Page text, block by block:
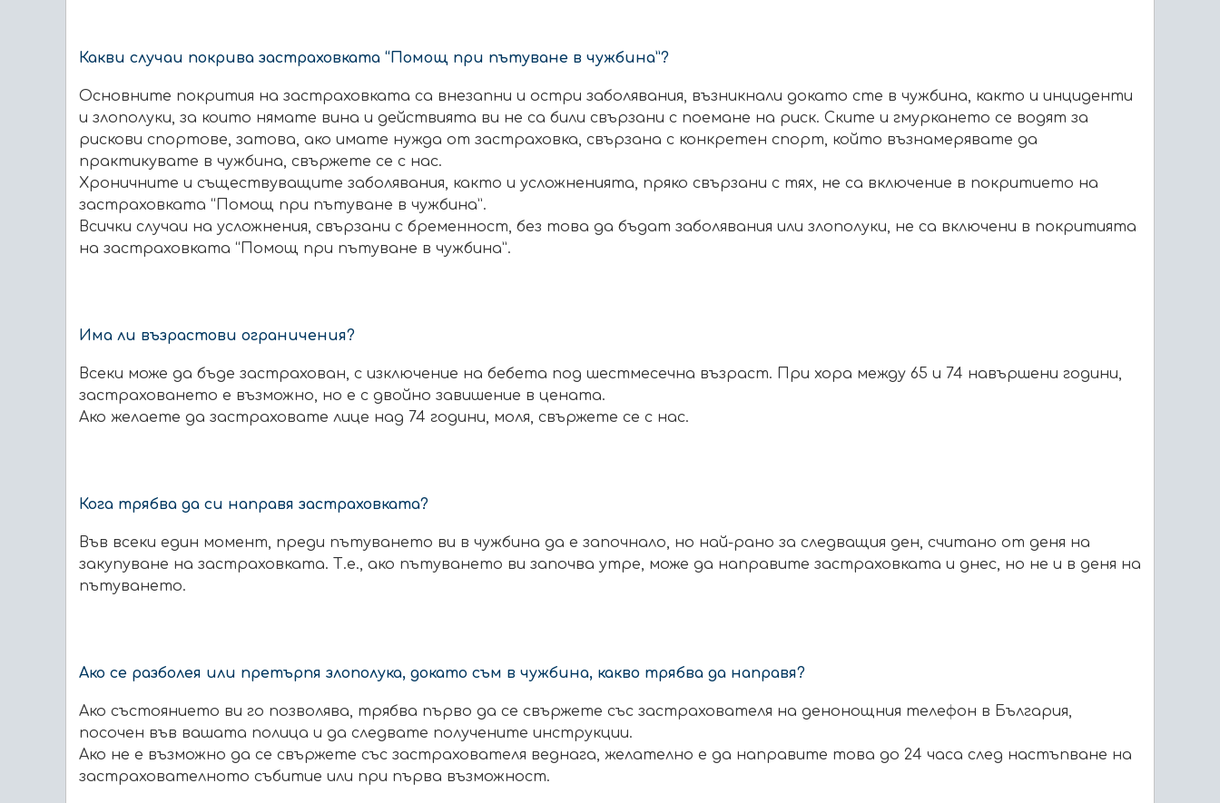
Какви случаи покрива застраховката “Помощ при пътуване в чужбина”?
Основните покрития на застраховката са внезапни и остри заболявания, възникнали докато сте в чужбина, както и инциденти
и злополуки, за които нямате вина и действията ви не са били свързани с поемане на риск. Ските и гмуркането се водят за
рискови спортове, затова, ако имате нужда от застраховка, свързана с конкретен спорт, който възнамерявате да
практикувате в чужбина, свържете се с нас.
Хроничните и съществуващите заболявания, както и усложненията, пряко свързани с тях, не са включение в покритието на
застраховката “Помощ при пътуване в чужбина”.
Всички случаи на усложнения, свързани с бременност, без това да бъдат заболявания или злополуки, не са включени в покритията
на застраховката “Помощ при пътуване в чужбина”.
Има ли възрастови ограничения?
Всеки може да бъде застрахован, с изключение на бебета под шестмесечна възраст. При хора между 65 и 74 навършени години,
застраховането е възможно, но е с двойно завишение в цената.
Ако желаете да застраховате лице над 74 години, моля, свържете се с нас.
Кога трябва да си направя застраховката?
Във всеки един момент, преди пътуването ви в чужбина да е започнало, но най-рано за следващия ден, считано от деня на
закупуване на застраховката. Т.е., ако пътуването ви започва утре, може да направите застраховката и днес, но не и в деня на
пътуването.
Ако се разболея или претърпя злополука, докато съм в чужбина, какво трябва да направя?
Ако състоянието ви го позволява, трябва първо да се свържете със застрахователя на денонощния телефон в България,
посочен във вашата полица и да следвате получените инструкции.
Ако не е възможно да се свържете със застрахователя веднага, желателно е да направите това до 24 часа след настъпване на
застрахователното събитие или при първа възможност.